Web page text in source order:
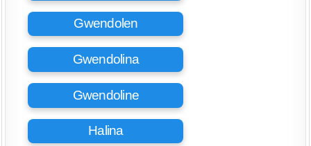
Gwendolen
Gwendolina
Gwendoline
Halina